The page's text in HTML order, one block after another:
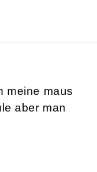
meine maus
aber man